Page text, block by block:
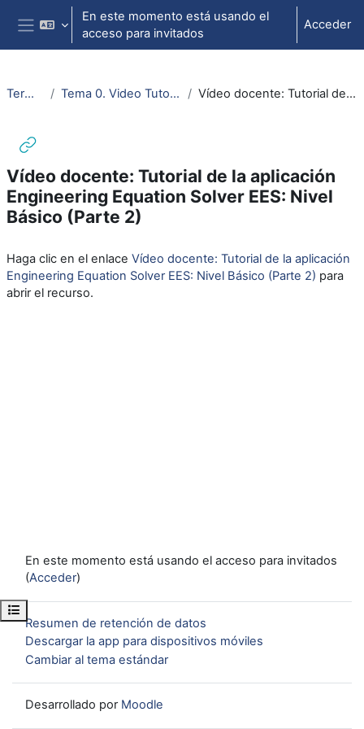
Salta al contenido principal
Panel lateral
En este momento está usando el
acceso para invitados
Acceder
Abrir índice del curso
Termo. e ing. Térmica Tema 0. Video Tutorial de la aplicación Engineering Equation Solver (EES) Vídeo docente: Tutorial de la aplicación Engineering Equation Solver EES: Nivel Básico (Parte 2)
Vídeo docente: Tutorial de la aplicación
Engineering Equation Solver EES: Nivel
Básico (Parte 2)
Haga clic en el enlace Vídeo docente: Tutorial de la aplicación
Engineering Equation Solver EES: Nivel Básico (Parte 2) para
abrir el recurso.
En este momento está usando el acceso para invitados
(Acceder)
Resumen de retención de datos
Descargar la app para dispositivos móviles
Cambiar al tema estándar
Desarrollado por Moodle